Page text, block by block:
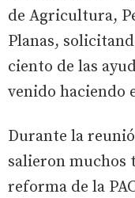
de Agricultura,
Planas,
ciento de las
venido haciendo
Durante la
salieron muchos
reforma de la